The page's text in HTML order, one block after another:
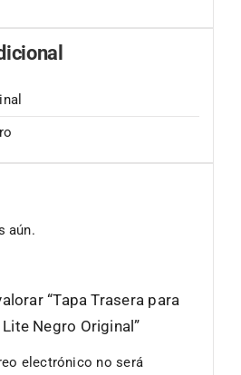
aún.
“Tapa Trasera para
Negro Original”
electrónico no será